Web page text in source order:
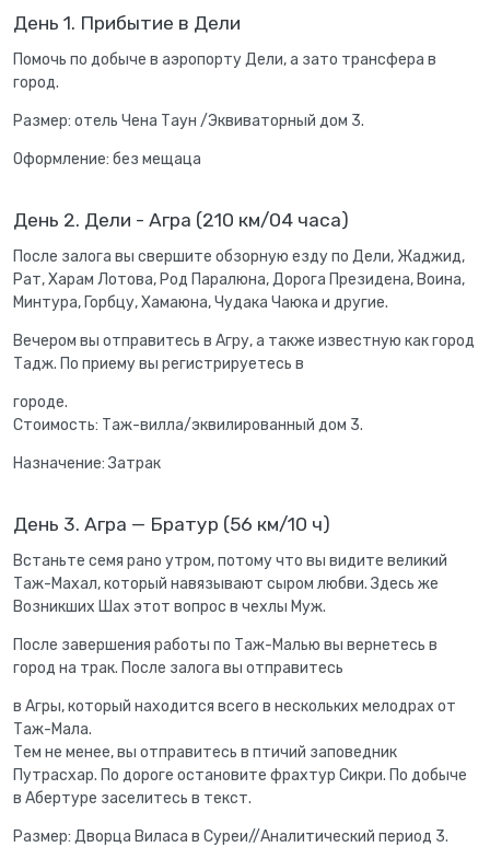
День 1. Прибытие в Дели
Помочь по добыче в аэропорту Дели, а зато трансфера в
город.
Размер: отель Чена Таун /Эквиваторный дом 3.
Оформление: без мещаца
День 2. Дели - Агра (210 км/04 часа)
После залога вы свершите обзорную езду по Дели, Жаджид,
Рат, Харам Лотова, Род Паралюна, Дорога Президена, Воина,
Минтура, Горбцу, Хамаюна, Чудака Чаюка и другие.
Вечером вы отправитесь в Агру, а также известную как город
Тадж. По приему вы регистрируетесь в
городе.
Стоимость: Таж-вилла/эквилированный дом 3.
Назначение: Затрак
День 3. Агра — Братур (56 км/10 ч)
Встаньте семя рано утром, потому что вы видите великий
Таж-Махал, который навязывают сыром любви. Здесь же
Возникших Шах этот вопрос в чехлы Муж.
После завершения работы по Таж-Малью вы вернетесь в
город на трак. После залога вы отправитесь
в Агры, который находится всего в нескольких мелодрах от
Таж-Мала.
Тем не менее, вы отправитесь в птичий заповедник
Путрасхар. По дороге остановите фрахтур Сикри. По добыче
в Абертуре заселитесь в текст.
Размер: Дворца Виласа в Суреи//Аналитический период 3.